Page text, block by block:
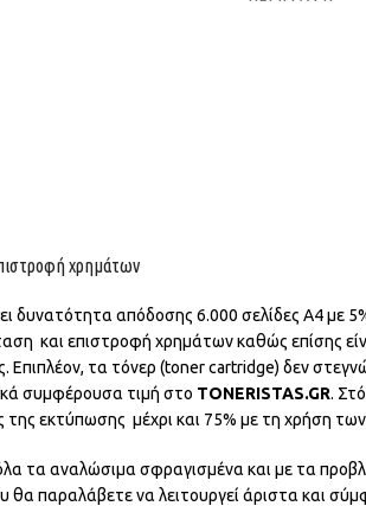
χρημάτων
δυνατότητα απόδοσης 6.000 σελίδες Α4 με
και επιστροφή χρημάτων καθώς επίσης
Επιπλέον, τα τόνερ (toner cartridge) δεν
συμφέρουσα τιμή στο TONERISTAS.GR.
εκτύπωσης μέχρι και 75% με τη χρήση
τα αναλώσιμα σφραγισμένα και με τα
θα παραλάβετε να λειτουργεί άριστα και